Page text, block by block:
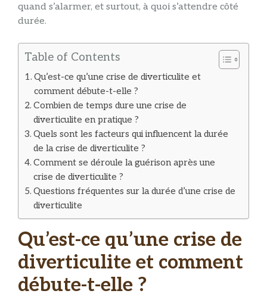
quand s’alarmer, et surtout, à quoi s’attendre côté
durée.
Table of Contents
Qu’est-ce qu’une crise de diverticulite et
comment débute-t-elle ?
Combien de temps dure une crise de
diverticulite en pratique ?
Quels sont les facteurs qui influencent la durée
de la crise de diverticulite ?
Comment se déroule la guérison après une
crise de diverticulite ?
Questions fréquentes sur la durée d’une crise de
diverticulite
Qu’est-ce qu’une crise de
diverticulite et comment
débute-t-elle ?